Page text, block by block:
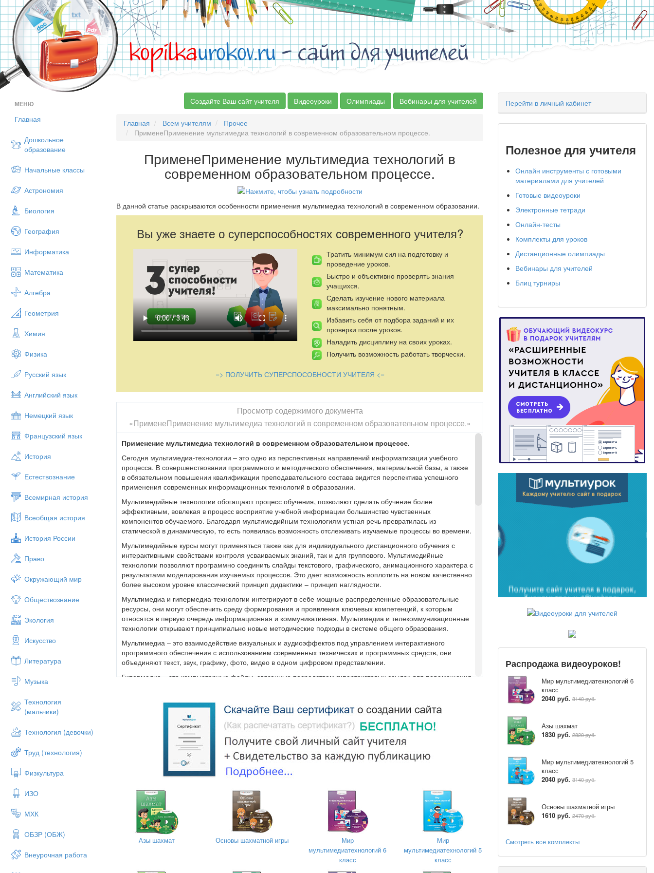
kopilkaurokov.ru- сайт для учителей
МЕНЮ
Главная
Дошкольное
образование
Начальные классы
Астрономия
Биология
География
Информатика
Математика
Алгебра
Геометрия
Химия
Физика
Русский язык
Английский язык
Немецкий язык
Французский язык
История
Естествознание
Всемирная история
Всеобщая история
История России
Право
Окружающий мир
Обществознание
Экология
Искусство
Литература
Музыка
Технология
(мальчики)
Технология (девочки)
Труд (технология)
Физкультура
ИЗО
МХК
ОБЗР (ОБЖ)
Внеурочная работа
Создайте Ваш сайт учителя Видеоуроки Олимпиады Вебинары для учителей
Главная Всем учителям
Прочее
ПрименеПрименение мультимедиа технологий в современном образовательном процессе.
ПрименеПрименение мультимедиа технологий в
современном образовательном процессе.
В данной статье раскрываются особенности применения мультимедиа технологий в современном образовании.
Вы уже знаете о суперспособностях современного учителя?
Тратить минимум сил на подготовку и
проведение уроков.
Быстро и объективно проверять знания
учащихся.
Сделать изучение нового материала
максимально понятным.
Избавить себя от подбора заданий и их
проверки после уроков.
Наладить дисциплину на своих уроках.
Получить возможность работать творчески.
=> ПОЛУЧИТЬ СУПЕРСПОСОБНОСТИ УЧИТЕЛЯ <=
Просмотр содержимого документа
«ПрименеПрименение мультимедиа технологий в современном образовательном процессе.»
Применение мультимедиа технологий в современном образовательном процессе.
Сегодня мультимедиа-технологии – это одно из перспективных направлений информатизации учебного
процесса. В совершенствовании программного и методического обеспечения, материальной базы, а также
в обязательном повышении квалификации преподавательского состава видится перспектива успешного
применения современных информационных технологий в образовании.
Мультимедийные технологии обогащают процесс обучения, позволяют сделать обучение более
эффективным, вовлекая в процесс восприятие учебной информации большинство чувственных
компонентов обучаемого. Благодаря мультимедийным технологиям устная речь превратилась из
статической в динамическую, то есть появилась возможность отслеживать изучаемые процессы во времени.
Мультимедийные курсы могут применяться также как для индивидуального дистанционного обучения с
интерактивными свойствами контроля усваиваемых знаний, так и для группового. Мультимедийные
технологии позволяют программно соединить слайды текстового, графического, анимационного характера с
результатами моделирования изучаемых процессов. Это дает возможность воплотить на новом качественно
более высоком уровне классический принцип дидактики – принцип наглядности.
Мультимедиа и гипермедиа-технологии интегрируют в себе мощные распределенные образовательные
ресурсы, они могут обеспечить среду формирования и проявления ключевых компетенций, к которым
относятся в первую очередь информационная и коммуникативная. Мультимедиа и телекоммуникационные
технологии открывают принципиально новые методические подходы в системе общего образования.
Мультимедиа – это взаимодействие визуальных и аудиоэффектов под управлением интерактивного
программного обеспечения с использованием современных технических и программных средств, они
объединяют текст, звук, графику, фото, видео в одном цифровом представлении.
Гипермедиа – это компьютерные файлы, связанные посредством гипертекстовых ссылок для перемещения
Мультимедийные обучающие технологии – это совокупность технических обучающих средств (ТСО) и
дидактических средств обучения – носителей информации (ДСО). Технические средства мультимедиа
обеспечивают преобразование информации (звука и изображения) из аналоговой, т. е. непрерывной, в
цифровую (дискретную) форму с целью ее хранения и обработки, а также обратное преобразование, чтобы
эта информация могла быть адекватно воспринята человеком. Технические мультимедийные средства
обучения включают, как правило: мультимедийный компьютер, укомплектованный звуковой стереокартой,
приводом DVD/CD-ROM, звуковыми стереоколонками, микрофоном, видеокартой; телетюнеры и
радиотюнеры (платы телеприемника и радиоприемника), позволяющие принимать телепередачи и
радиопередачи; устройства ввода видеоизображений в компьютер для оцифровки; плату для работы с
видеомагнитофоном или видеокамерой; видеокамеры и цифровые фотоаппараты; WEB-камеры для
проведения телеконференций и визуального общения; различные экраны; устройства затемнения
кабинетов; устройства аудиопроизведения и видеовоспроизведения и отображения информации;
устройства дистанционного управления техническими средствами.
Мультимедиа обладает такими качествами как гибкость, интерактивность, интеграция различных типов
мультимедийной учебной информации. Именно поэтому можно сказать, что мультимедиа является
довольно полезной и продуктивной образовательной технологией.
Азы шахмат Основы шахматной игры
Мир
мультимедиатехнологий 6
класс
Мир
мультимедиатехнологий 5
класс
Перейти в личный кабинет
Полезное для учителя
Онлайн инструменты с готовыми
материалами для учителей
Готовые видеоуроки
Электронные тетради
Онлайн-тесты
Комплекты для уроков
Дистанционные олимпиады
Вебинары для учителей
Блиц турниры
Распродажа видеоуроков!
Мир мультимедиатехнологий 6
класс
2040 руб. 3140 руб.
Азы шахмат
1830 руб. 2820 руб.
Мир мультимедиатехнологий 5
класс
2040 руб. 3140 руб.
Основы шахматной игры
1610 руб. 2470 руб.
Смотреть все комплекты